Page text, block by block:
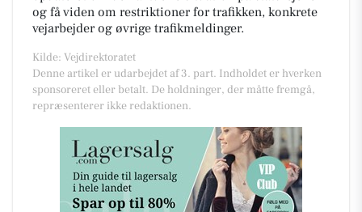
og få viden om restriktioner for trafikken, konkrete
vejarbejder og øvrige trafikmeldinger.
Kilde: Vejdirektoratet
Denne artikel er udarbejdet af 3. part. Indholdet er hverken
sponsoreret eller betalt. De holdninger, der måtte fremgå,
repræsenterer ikke redaktionen.